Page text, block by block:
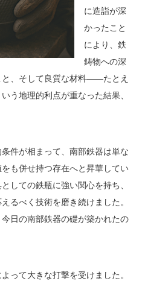
に造詣が深
かったこと
により、鉄
鋳物への深
と、そして良質な材料――たとえ
う地理的利点が重なった結果、
件が相まって、南部鉄器は単な
も併せ持つ存在へと昇華してい
しての鉄瓶に強い関心を持ち、
るべく技術を磨き続けました。
日の南部鉄器の礎が築かれたの
って大きな打撃を受けました。